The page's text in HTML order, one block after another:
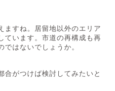
ますね。居留地以外のエリア
ています。市道の再構成も再
ではないでしょうか。
合がつけば検討してみたいと